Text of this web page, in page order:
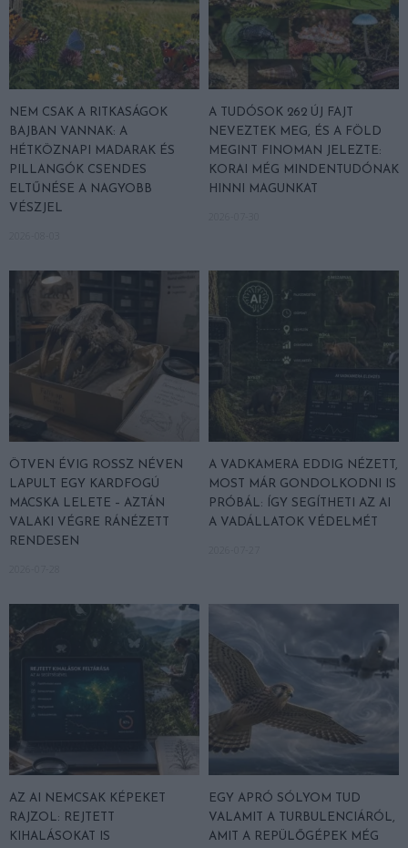
NEM CSAK A RITKASÁGOK
BAJBAN VANNAK: A
HÉTKÖZNAPI MADARAK ÉS
PILLANGÓK CSENDES
ELTŰNÉSE A NAGYOBB
VÉSZJEL
A TUDÓSOK 262 ÚJ FAJT
NEVEZTEK MEG, ÉS A FÖLD
MEGINT FINOMAN JELEZTE:
KORAI MÉG MINDENTUDÓNAK
HINNI MAGUNKAT
ÖTVEN ÉVIG ROSSZ NÉVEN
LAPULT EGY KARDFOGÚ
MACSKA LELETE – AZTÁN
VALAKI VÉGRE RÁNÉZETT
RENDESEN
A VADKAMERA EDDIG NÉZETT,
MOST MÁR GONDOLKODNI IS
PRÓBÁL: ÍGY SEGÍTHETI AZ AI
A VADÁLLATOK VÉDELMÉT
AZ AI NEMCSAK KÉPEKET
RAJZOL: REJTETT
KIHALÁSOKAT IS
EGY APRÓ SÓLYOM TUD
VALAMIT A TURBULENCIÁRÓL,
AMIT A REPÜLŐGÉPEK MÉG